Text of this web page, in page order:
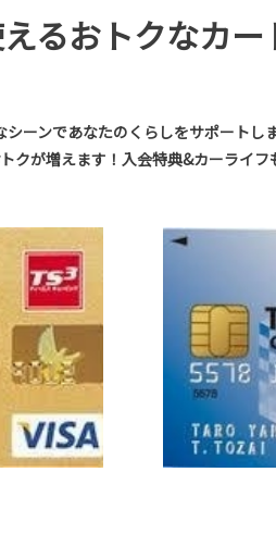
るおトクなカ
ーンであなたのくらしをサポートし
クが増えます！入会特典&カーライ